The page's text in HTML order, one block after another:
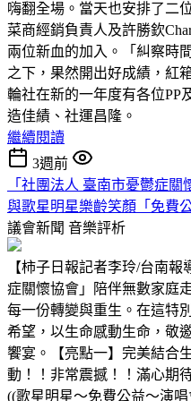
嗨翻全場。當天也安排了二
菜商經銷負責人及許勝欽
兩位新血的加入。「糾察時
之下，果然開出好成績，紅
輪社在新的一年度有各位PP
造佳績、社運昌隆。
繼續閱讀
3週前
「社團法人 臺南市憂鬱症
與歌星明星樂齡笑顏「免費
議會新聞 音樂評析
【柿子日報記者李玲/台南
症關懷協會」陪伴無數家庭
每一份轉變與重生。在這特
希望，以生命感動生命，敬
饗宴。【亮點一】完美結合
動！！非常震撼！！滿心期
((歌星明星～免費公益～演